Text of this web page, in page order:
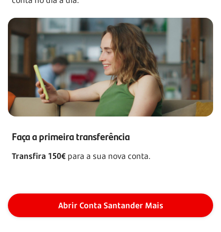
Faça a primeira transferência
Transfira 150€ para a sua nova conta.
Abrir Conta Santander Mais